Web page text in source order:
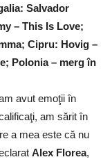
Salvador
– This Is Love;
Cipru: Hovig –
Polonia – merg în
avut emoţii în
am sărit în
a mea este că nu
Alex Florea,